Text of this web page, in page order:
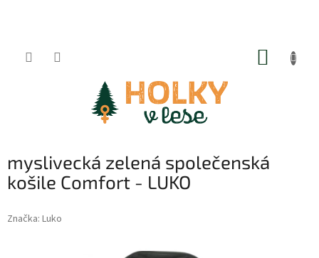
myslivecká zelená společenská
košile Comfort - LUKO
Značka: Luko